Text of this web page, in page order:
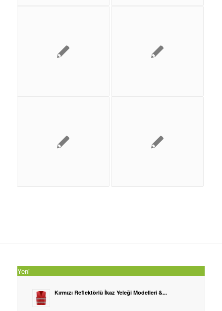
Yeni
Kırmızı Reflektörlü İkaz Yeleği Modelleri &...